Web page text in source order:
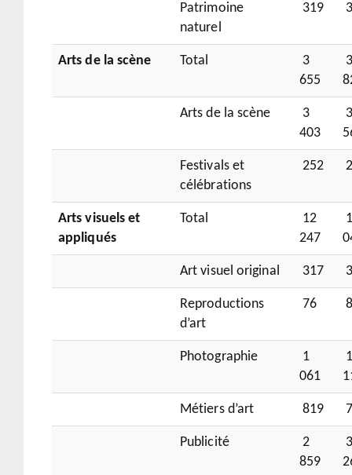
Patrimoine
naturel
319
Arts de la scène Total
3
655
Arts de la scène
3
403
Festivals et
célébrations
252
Arts visuels et
appliqués
Total
12
247
Art visuel original 317
Reproductions
d’art
76
Photographie
1
061
Métiers d’art 819
Publicité
2
859